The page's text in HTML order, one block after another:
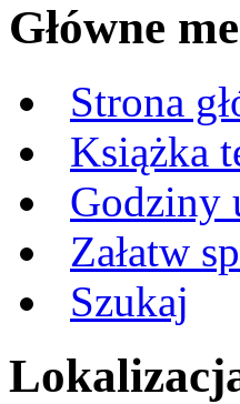
Główne
Strona
Książka
Godziny
Załatw
Szukaj